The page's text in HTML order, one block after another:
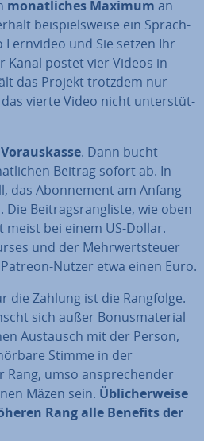
mo­nat­li­ches Maximum an
bei­spiels­wei­se ein Sprach­
und Sie setzen Ihr
Kanal postet vier Videos in
das Projekt trotzdem nur
das vierte Video nicht un­ter­stüt­
Vor­aus­kas­se. Dann bucht
Beitrag sofort ab. In
das Abon­ne­ment am Anfang
Die Bei­trags­rang­lis­te, wie oben
meist bei einem US-Dollar.
und der Mehr­wert­steu­er
Nutzer etwa einen Euro.
die Zahlung ist die Rangfolge.
sich außer Bo­nus­ma­te­ri­al
Austausch mit der Person,
Stimme in der
Rang, umso an­spre­chen­der
Mäzen sein. Üb­li­cher­wei­se
Rang alle Benefits der